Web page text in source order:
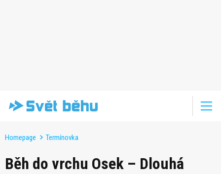
Homepage Termínovka
Běh do vrchu Osek – Dlouhá